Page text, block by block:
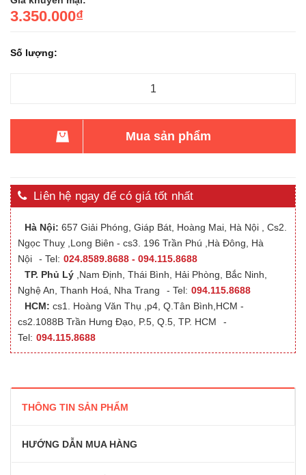
3.350.000₫
Số lượng:
Mua sản phẩm
Liên hệ ngay để có giá tốt nhất
Hà Nội: 657 Giải Phóng, Giáp Bát, Hoàng Mai, Hà Nội , Cs2.
Ngọc Thuỵ ,Long Biên - cs3. 196 Trần Phú ,Hà Đông, Hà
Nội
- Tel: 024.8589.8688 - 094.115.8688
TP. Phủ Lý ,Nam Định, Thái Bình, Hải Phòng, Bắc Ninh,
Nghệ An, Thanh Hoá, Nha Trang
- Tel: 094.115.8688
HCM: cs1. Hoàng Văn Thụ ,p4, Q.Tân Bình,HCM -
cs2.1088B Trần Hưng Đạo, P.5, Q.5, TP. HCM
-
Tel: 094.115.8688
THÔNG TIN SẢN PHẨM
HƯỚNG DẪN MUA HÀNG